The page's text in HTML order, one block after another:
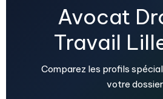
Avocat
Travail
Comparez les profils
votre